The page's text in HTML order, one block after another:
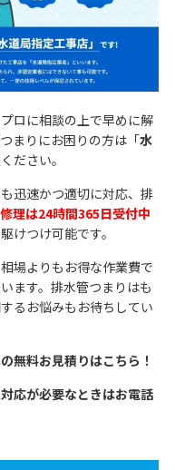
ロに相談の上で早めに解
まりにお困りの方は「水
ださい。
迅速かつ適切に対応、排
修理は24時間365日受付中
けつけ可能です。
場よりもお得な作業費で
ます。排水管つまりはも
るお悩みもお待ちしてい
無料お見積りはこちら！
応が必要なときはお電話